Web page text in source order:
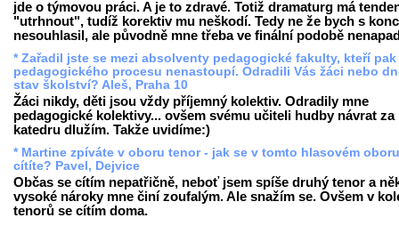
jde o týmovou práci. A je to zdravé. Totiž dramaturg má
"utrhnout", tudíž korektiv mu neškodí. Tedy ne že bych s
nesouhlasil, ale původně mne třeba ve finální podobě
* Zařadil jste se mezi absolventy pedagogické fakulty, kteří
pedagogického procesu nenastoupí. Odradili Vás žáci nebo
stav školství? Aleš, Praha 10
Žáci nikdy, děti jsou vždy příjemný kolektiv. Odradily mne
pedagogické kolektivy... ovšem svému učiteli hudby návrat za
katedru dlužím. Takže uvidíme:)
* Martine zpíváte v oboru tenor - jak se v tomto hlasovém oboru
cítíte? Pavel, Dejvice
Občas se cítím nepatřičně, neboť jsem spíše druhý tenor a
vysoké nároky mne činí zoufalým. Ale snažím se. Ovšem v
tenorů se cítím doma.